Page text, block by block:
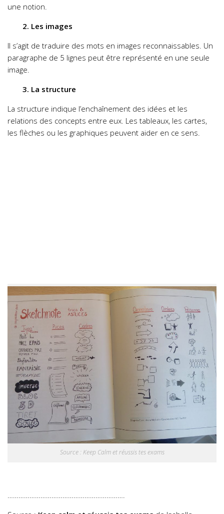
une notion.
2. Les images
Il s’agit de traduire des mots en images reconnaissables. Un
paragraphe de 5 lignes peut être représenté en une seule
image.
3. La structure
La structure indique l’enchaînement des idées et les
relations des concepts entre eux. Les tableaux, les cartes,
les flèches ou les graphiques peuvent aider en ce sens.
Source : Keep Calm et réussis tes exams